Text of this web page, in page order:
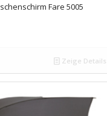
Fare 5005
Zeige Details